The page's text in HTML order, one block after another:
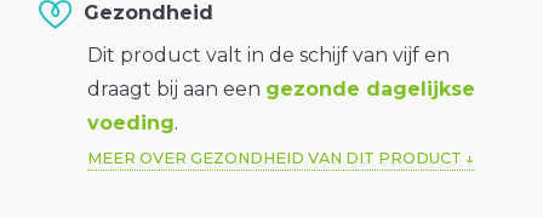
Gezondheid
Dit product valt in de schijf van vijf en
draagt bij aan een gezonde dagelijkse
voeding.
MEER OVER GEZONDHEID VAN DIT PRODUCT